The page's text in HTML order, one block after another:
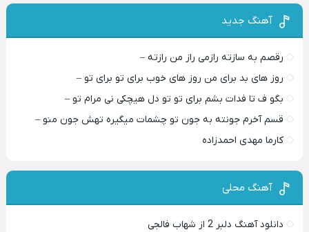
آهنگ جدید
رقصم به سازته رازمی راز من رازته –
روز های بد برای من روز های خوب برای تو برای تو –
بگو ف تا فدات بشم برای تو تو دل هیچکی نی مرام تو –
قسم آخرم جونته به جون تو چشمات میگیره تهش جون منو –
کارما مهدی احمدزاده
آهنگ محلی
دانلود آهنگ دلبر 2 از شهاب فالجی